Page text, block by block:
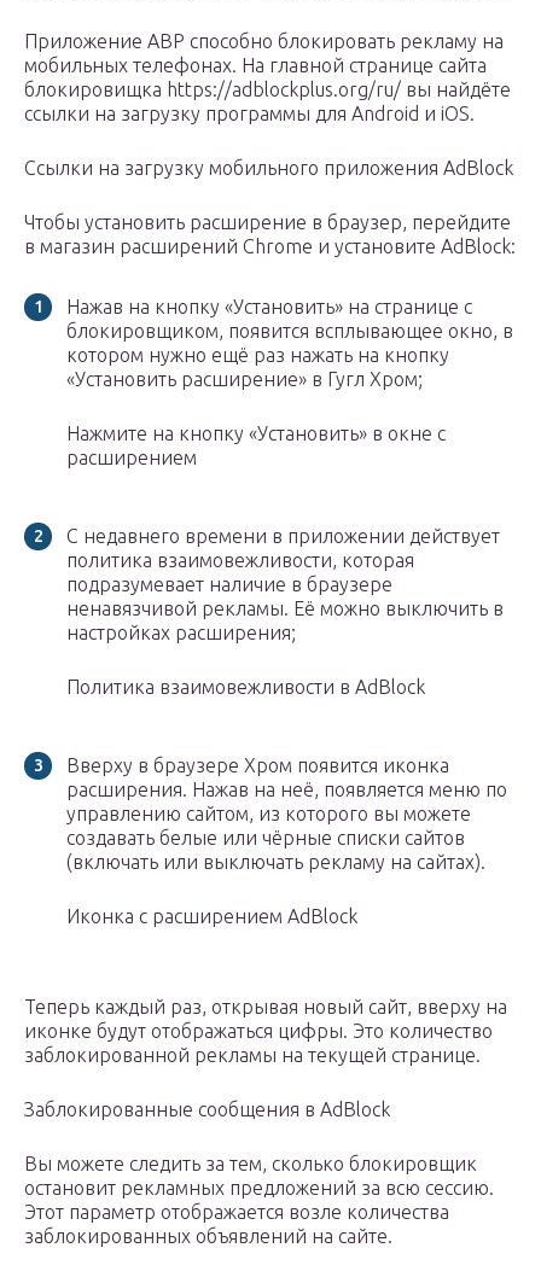
Приложение ABP способно блокировать рекламу на
мобильных телефонах. На главной странице сайта
блокировищка https://adblockplus.org/ru/ вы найдёте
ссылки на загрузку программы для Android и iOS.
Ссылки на загрузку мобильного приложения AdBlock
Чтобы установить расширение в браузер, перейдите
в магазин расширений Chrome и установите AdBlock:
Нажав на кнопку «Установить» на странице с
блокировщиком, появится всплывающее окно, в
котором нужно ещё раз нажать на кнопку
«Установить расширение» в Гугл Хром;
Нажмите на кнопку «Установить» в окне с
расширением
С недавнего времени в приложении действует
политика взаимовежливости, которая
подразумевает наличие в браузере
ненавязчивой рекламы. Её можно выключить в
настройках расширения;
Политика взаимовежливости в AdBlock
Вверху в браузере Хром появится иконка
расширения. Нажав на неё, появляется меню по
управлению сайтом, из которого вы можете
создавать белые или чёрные списки сайтов
(включать или выключать рекламу на сайтах).
Иконка с расширением AdBlock
Теперь каждый раз, открывая новый сайт, вверху на
иконке будут отображаться цифры. Это количество
заблокированной рекламы на текущей странице.
Заблокированные сообщения в AdBlock
Вы можете следить за тем, сколько блокировщик
остановит рекламных предложений за всю сессию.
Этот параметр отображается возле количества
заблокированных объявлений на сайте.